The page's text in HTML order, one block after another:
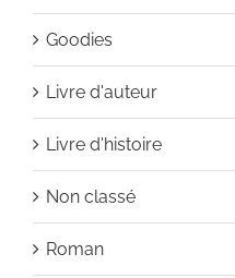
Goodies
Livre d'auteur
Livre d'histoire
Non classé
Roman